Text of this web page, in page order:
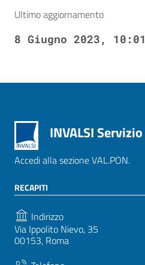
Ultimo aggiornamento
8 Giugno 2023, 10:01
INVALSI
Accedi alla sezione VAL.PON.
RECAPITI
Indirizzo
Via Ippolito Nievo, 35
00153, Roma